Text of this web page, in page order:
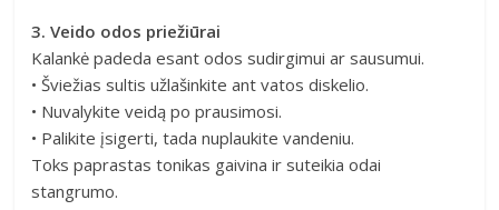
3. Veido odos priežiūrai
Kalankė padeda esant odos sudirgimui ar sausumui.
• Šviežias sultis užlašinkite ant vatos diskelio.
• Nuvalykite veidą po prausimosi.
• Palikite įsigerti, tada nuplaukite vandeniu.
Toks paprastas tonikas gaivina ir suteikia odai
stangrumo.